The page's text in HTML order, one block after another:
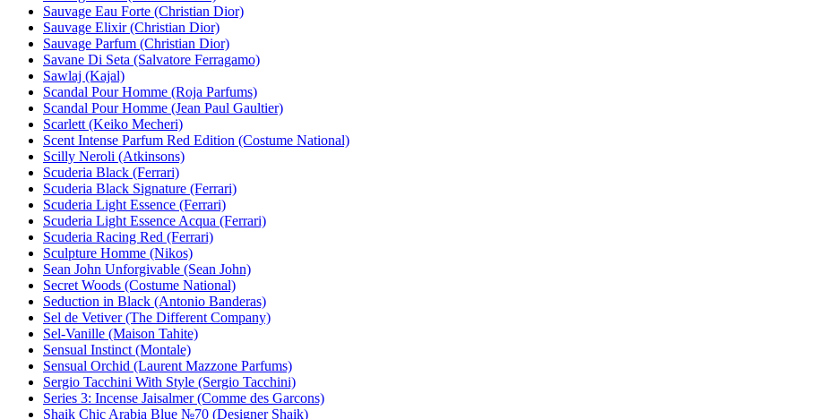
Sauvage Eau Forte (Christian Dior)
Sauvage Elixir (Christian Dior)
Sauvage Parfum (Christian Dior)
Savane Di Seta (Salvatore Ferragamo)
Sawlaj (Kajal)
Scandal Pour Homme (Roja Parfums)
Scandal Pour Homme (Jean Paul Gaultier)
Scarlett (Keiko Mecheri)
Scent Intense Parfum Red Edition (Costume National)
Scilly Neroli (Atkinsons)
Scuderia Black (Ferrari)
Scuderia Black Signature (Ferrari)
Scuderia Light Essence (Ferrari)
Scuderia Light Essence Acqua (Ferrari)
Scuderia Racing Red (Ferrari)
Sculpture Homme (Nikos)
Sean John Unforgivable (Sean John)
Secret Woods (Costume National)
Seduction in Black (Antonio Banderas)
Sel de Vetiver (The Different Company)
Sel-Vanille (Maison Tahite)
Sensual Instinct (Montale)
Sensual Orchid (Laurent Mazzone Parfums)
Sergio Tacchini With Style (Sergio Tacchini)
Series 3: Incense Jaisalmer (Comme des Garcons)
Shaik Chic Arabia Blue №70 (Designer Shaik)